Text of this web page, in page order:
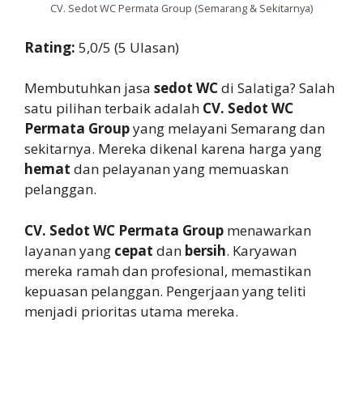
CV. Sedot WC Permata Group (Semarang & Sekitarnya)
Rating: 5,0/5 (5 Ulasan)
Membutuhkan jasa sedot WCdi Salatiga? Salah
satu pilihan terbaik adalah CV. Sedot WC
Permata Groupyang melayani Semarang dan
sekitarnya. Mereka dikenal karena harga yang
hemat dan pelayanan yang memuaskan
pelanggan.
CV. Sedot WC Permata Group menawarkan
layanan yang cepat dan bersih. Karyawan
mereka ramah dan profesional, memastikan
kepuasan pelanggan. Pengerjaan yang teliti
menjadi prioritas utama mereka.